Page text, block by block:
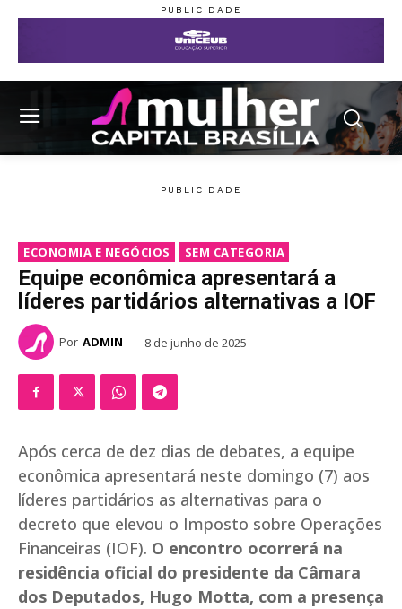
ECONOMIA E NEGÓCIOS SEM CATEGORIA
Equipe econômica apresentará a
líderes partidários alternativas a IOF
Por ADMIN 8 de junho de 2025
Após cerca de dez dias de debates, a equipe
econômica apresentará neste domingo (7) aos
líderes partidários as alternativas para o
decreto que elevou o Imposto sobre Operações
Financeiras (IOF). O encontro ocorrerá na
residência oficial do presidente da Câmara
dos Deputados, Hugo Motta, com a presença